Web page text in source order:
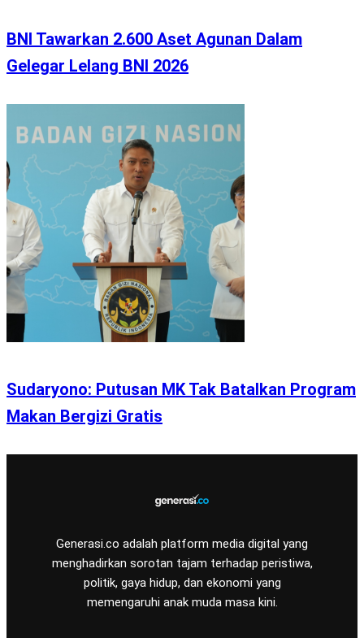
BNI Tawarkan 2.600 Aset Agunan Dalam
Gelegar Lelang BNI 2026
Sudaryono: Putusan MK Tak Batalkan Program
Makan Bergizi Gratis
Generasi.co adalah platform media digital yang
menghadirkan sorotan tajam terhadap peristiwa,
politik, gaya hidup, dan ekonomi yang
memengaruhi anak muda masa kini.